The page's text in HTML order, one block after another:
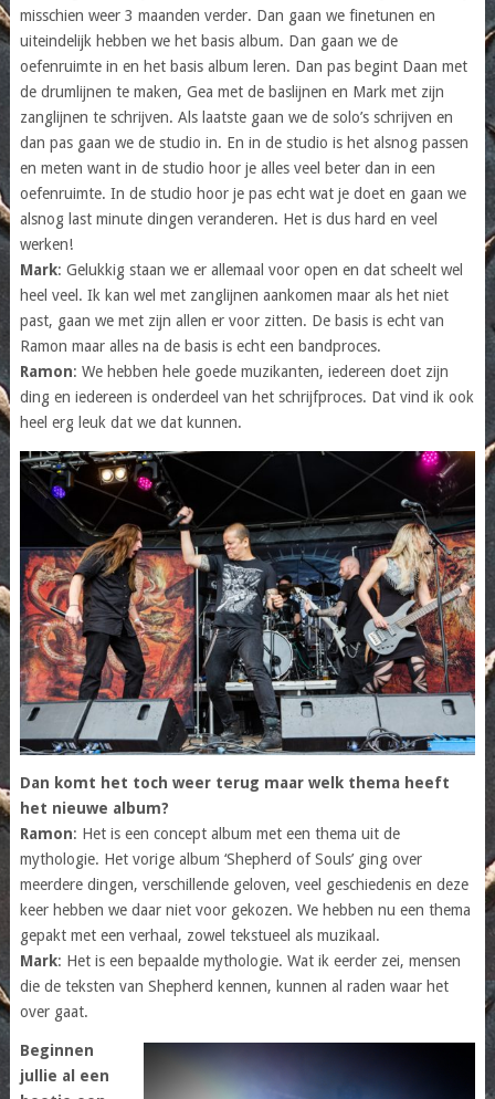
misschien weer 3 maanden verder. Dan gaan we finetunen en
uiteindelijk hebben we het basis album. Dan gaan we de
oefenruimte in en het basis album leren. Dan pas begint Daan met
de drumlijnen te maken, Gea met de baslijnen en Mark met zijn
zanglijnen te schrijven. Als laatste gaan we de solo’s schrijven en
dan pas gaan we de studio in. En in de studio is het alsnog passen
en meten want in de studio hoor je alles veel beter dan in een
oefenruimte. In de studio hoor je pas echt wat je doet en gaan we
alsnog last minute dingen veranderen. Het is dus hard en veel
werken!
Mark: Gelukkig staan we er allemaal voor open en dat scheelt wel
heel veel. Ik kan wel met zanglijnen aankomen maar als het niet
past, gaan we met zijn allen er voor zitten. De basis is echt van
Ramon maar alles na de basis is echt een bandproces.
Ramon: We hebben hele goede muzikanten, iedereen doet zijn
ding en iedereen is onderdeel van het schrijfproces. Dat vind ik ook
heel erg leuk dat we dat kunnen.
Dan komt het toch weer terug maar welk thema heeft
het nieuwe album?
Ramon: Het is een concept album met een thema uit de
mythologie. Het vorige album ‘Shepherd of Souls’ ging over
meerdere dingen, verschillende geloven, veel geschiedenis en deze
keer hebben we daar niet voor gekozen. We hebben nu een thema
gepakt met een verhaal, zowel tekstueel als muzikaal.
Mark: Het is een bepaalde mythologie. Wat ik eerder zei, mensen
die de teksten van Shepherd kennen, kunnen al raden waar het
over gaat.
Beginnen
jullie al een